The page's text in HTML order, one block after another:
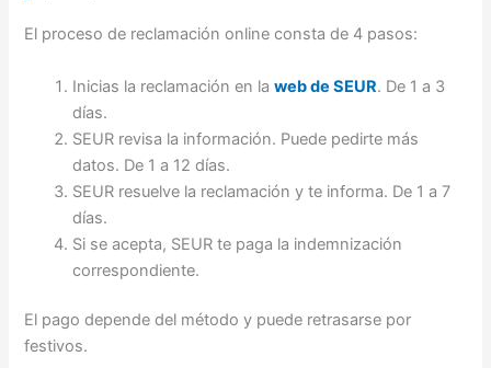
El proceso de reclamación online consta de 4 pasos:
Inicias la reclamación en laweb de SEUR. De 1 a 3
días.
SEUR revisa la información. Puede pedirte más
datos. De 1 a 12 días.
SEUR resuelve la reclamación y te informa. De 1 a 7
días.
Si se acepta, SEUR te paga la indemnización
correspondiente.
El pago depende del método y puede retrasarse por
festivos.